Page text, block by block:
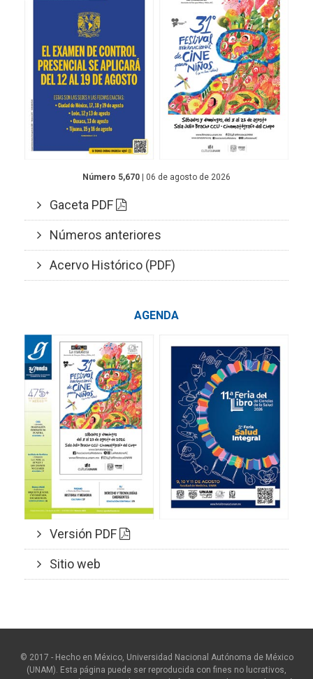
Número 5,670 | 06 de agosto de 2026
Gaceta PDF
Números anteriores
Acervo Histórico (PDF)
AGENDA
Versión PDF
Sitio web
© 2017 - Hecho en México, Universidad Nacional Autónoma de México
(UNAM). Esta página puede ser reproducida con fines no lucrativos,